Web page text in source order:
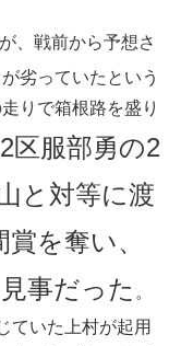
、戦前から予想さ
劣っていたという
りで箱根路を盛り
区服部勇の2
と対等に渡
を奪い、
事だった 。
ていた上村が起用